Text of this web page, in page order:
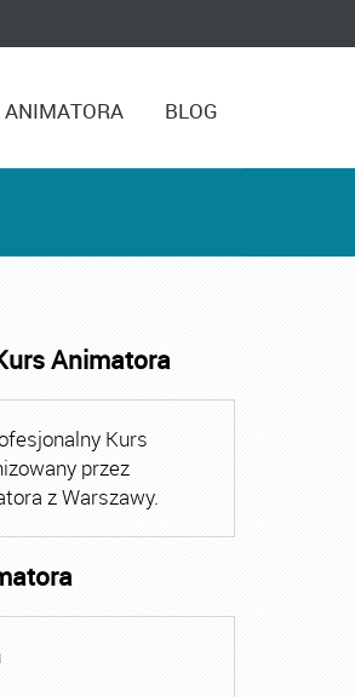
BLOG
Wolnego Warszawa
Animatora
Kurs
przez
z Warszawy.